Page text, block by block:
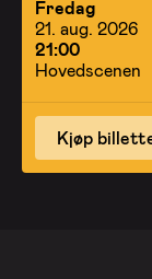
Fredag
21. aug. 2026
21:00
Hovedscenen
Kjøp